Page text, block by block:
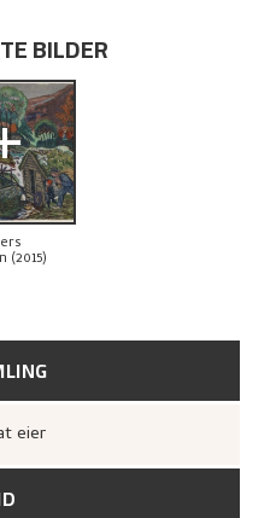
eier
BILDER
(2015)